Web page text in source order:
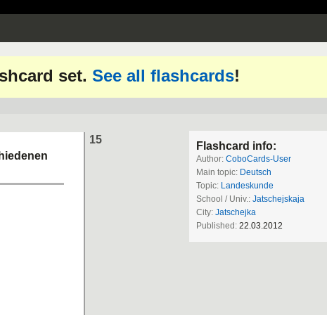
set. See all flashcards!
15
Flashcard info:
Author: CoboCards-User
Main topic: Deutsch
Topic: Landeskunde
School / Univ.: Jatschejskaja
City: Jatschejka
Published: 22.03.2012